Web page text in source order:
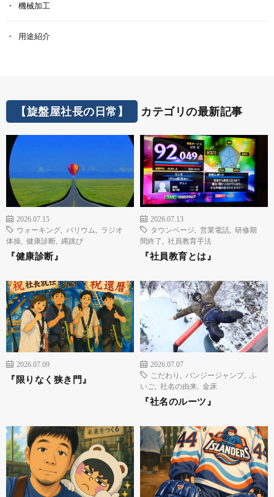
機械加工
用途紹介
【旋盤屋社長の日常】 カテゴリの最新記事
2026.07.15
ウォーキング
バリウム
ラジオ
体操
健康診断 縄跳び
『健康診断』
2026.07.13
タウンページ
営業電話
研修期
間終了
社員教育手法
『社員教育とは』
2026.07.09
『限りなく狭き門』
2026.07.07
こだわり
バンジージャンプ
ふ
いご
社名の由来 金床
『社名のルーツ』